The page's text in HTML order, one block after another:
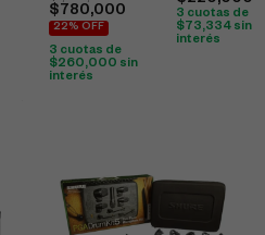
$ 780,000
22% OFF
3 cuotas de
$260,000 sin
interés
3 cuotas de
$73,334sin
interés